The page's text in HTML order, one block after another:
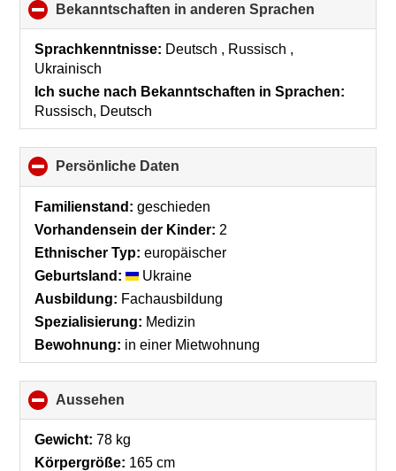
Bekanntschaften in anderen Sprachen
to
Sprachkenntnisse: Deutsch , Russisch ,
Ukrainisch
Ich suche nach Bekanntschaften in Sprachen:
Russisch, Deutsch
Persönliche Daten
to
collapse
Familienstand: geschieden
Vorhandensein der Kinder: 2
Ethnischer Typ: europäischer
Geburtsland:
Ukraine
Ausbildung: Fachausbildung
Spezialisierung: Medizin
Bewohnung: in einer Mietwohnung
Aussehen
to
collapse
Gewicht: 78 kg
Körpergröße: 165 cm